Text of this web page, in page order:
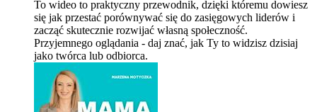
To wideo to praktyczny przewodnik, dzięki któremu dowiesz
się jak przestać porównywać się do zasięgowych liderów i
zacząć skutecznie rozwijać własną społeczność.
Przyjemnego oglądania - daj znać, jak Ty to widzisz dzisiaj
jako twórca lub odbiorca.